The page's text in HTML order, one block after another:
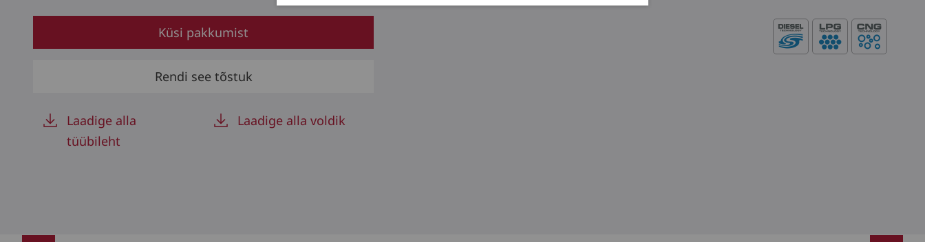
Küsi pakkumist
Rendi see tõstuk
Laadige alla
tüübileht
Laadige alla voldik